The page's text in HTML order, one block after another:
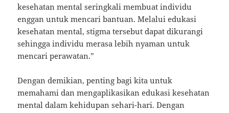
kesehatan mental seringkali membuat individu
enggan untuk mencari bantuan. Melalui edukasi
kesehatan mental, stigma tersebut dapat dikurangi
sehingga individu merasa lebih nyaman untuk
mencari perawatan.”
Dengan demikian, penting bagi kita untuk
memahami dan mengaplikasikan edukasi kesehatan
mental dalam kehidupan sehari-hari. Dengan